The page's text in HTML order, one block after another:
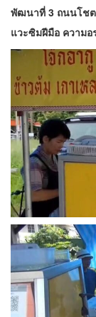
พัฒนาที่ 3 ถนนโชต
แวะซิมฝีมือ ความอ